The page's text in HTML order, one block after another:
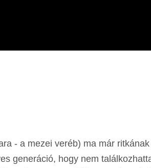
- a mezei veréb) ma már
generáció, hogy nem